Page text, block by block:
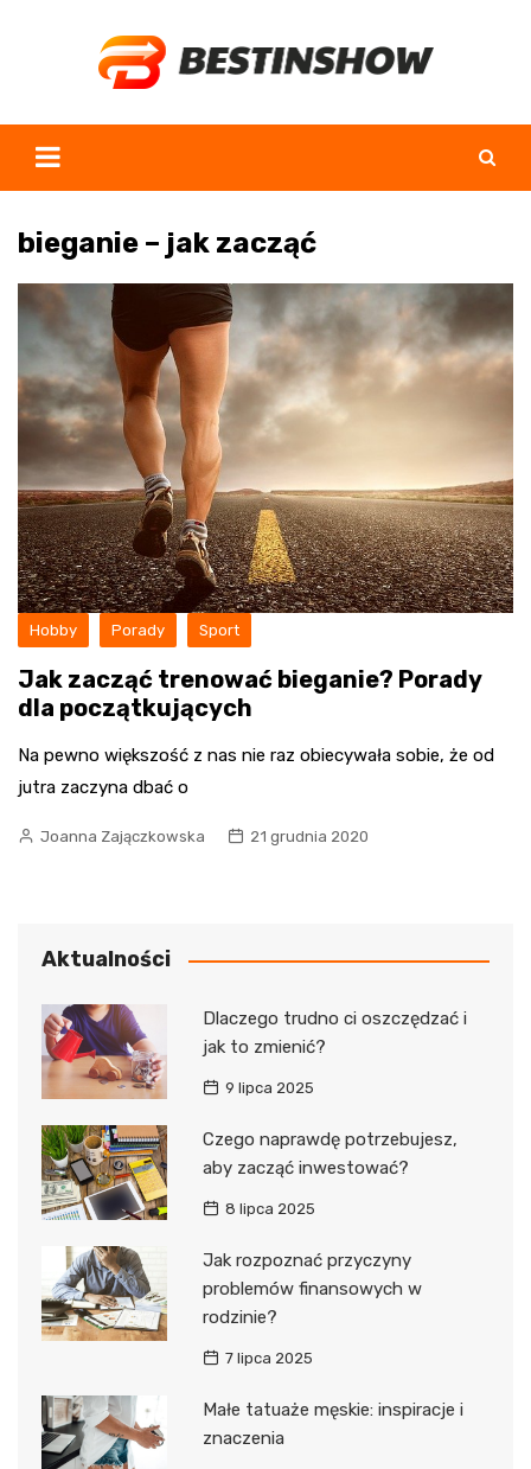
bieganie – jak zacząć
Hobby Porady Sport
Jak zacząć trenować bieganie? Porady
dla początkujących
Na pewno większość z nas nie raz obiecywała sobie, że od
jutra zaczyna dbać o
Joanna Zajączkowska 21 grudnia 2020
Aktualności
Dlaczego trudno ci oszczędzać i
jak to zmienić?
9 lipca 2025
Czego naprawdę potrzebujesz,
aby zacząć inwestować?
8 lipca 2025
Jak rozpoznać przyczyny
problemów finansowych w
rodzinie?
7 lipca 2025
Małe tatuaże męskie: inspiracje i
znaczenia